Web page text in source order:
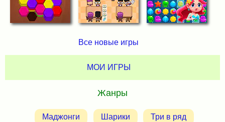
Все новые игры
МОИ ИГРЫ
Жанры
Маджонги Шарики Три в ряд